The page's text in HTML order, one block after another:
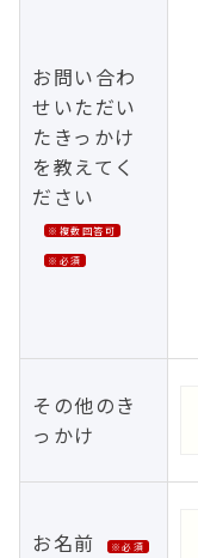
お問い合わ
せいただい
たきっかけ
を教えてく
ださい
※複数回答可
※必須
その他のき
っかけ
お名前 ※必須